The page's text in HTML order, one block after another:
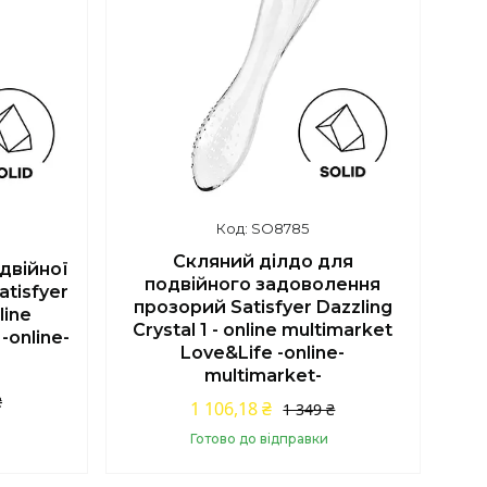
online-
SO8785
Скляний ділдо для
подвійного задоволення
прозорий Satisfyer Dazzling
Crystal 1 - online multimarket
Love&Life -online-
multimarket-
1 349 ₴
1 106,18 ₴
Готово до відправки